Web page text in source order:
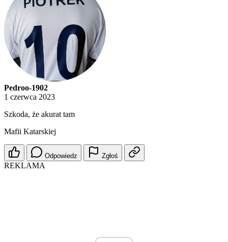
Pedroo-1902
1 czerwca 2023
Szkoda, że akurat tam
Mafii Katarskiej
Odpowiedz Zgłoś
REKLAMA